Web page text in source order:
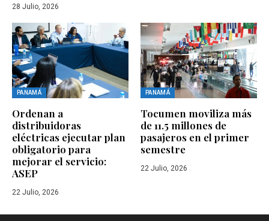
28 Julio, 2026
PANAMÁ
Ordenan a
distribuidoras
eléctricas ejecutar plan
obligatorio para
mejorar el servicio:
ASEP
22 Julio, 2026
PANAMÁ
Tocumen moviliza más
de 11.5 millones de
pasajeros en el primer
semestre
22 Julio, 2026